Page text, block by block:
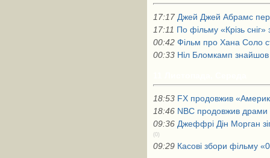
17:17 Джей Джей Абрамс
17:11 По фільму «Крізь сніг»
00:42 Фільм про Хана Соло
00:33 Ніл Бломкамп
18:53 FX продовжив
18:46 NBC продовжив
09:36 Джеффрі Дін Морган
(0)
09:29 Касові збори фільму